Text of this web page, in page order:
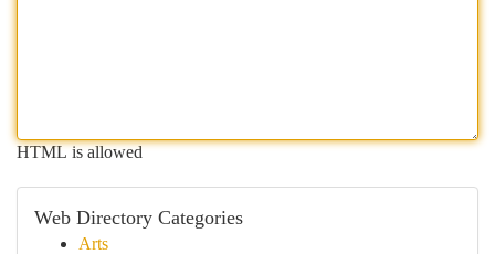
HTML is allowed
Web Directory Categories
Arts